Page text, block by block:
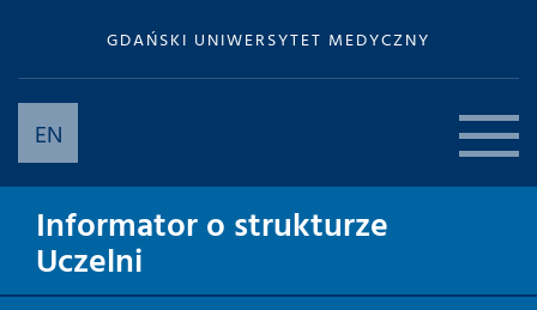
GDAŃSKI UNIWERSYTET MEDYCZNY
EN
Informator o strukturze
Uczelni